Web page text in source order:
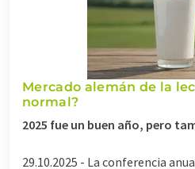
Mercado alemán de la
normal?
2025 fue un buen año, pero
29.10.2025 - La conferencia